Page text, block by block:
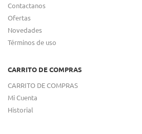
Contactanos
Ofertas
Novedades
Términos de uso
CARRITO DE COMPRAS
CARRITO DE COMPRAS
Mi Cuenta
Historial